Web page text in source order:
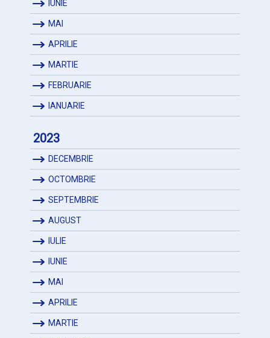
IUNIE
MAI
APRILIE
MARTIE
FEBRUARIE
IANUARIE
2023
DECEMBRIE
OCTOMBRIE
SEPTEMBRIE
AUGUST
IULIE
IUNIE
MAI
APRILIE
MARTIE